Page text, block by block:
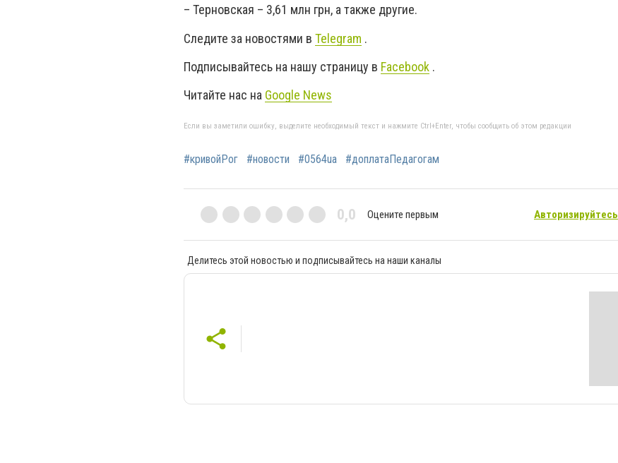
– Терновская – 3,61 млн грн, а также другие.
Следите за новостями в Telegram .
Подписывайтесь на нашу страницу в Facebook .
Читайте нас на Google News
Если вы заметили ошибку, выделите необходимый текст и нажмите Ctrl+Enter, чтобы сообщить об этом редакции
#кривойРог #новости #0564ua #доплатаПедагогам
0,0 Оцените первым Авторизируйтесь
Делитесь этой новостью и подписывайтесь на наши каналы